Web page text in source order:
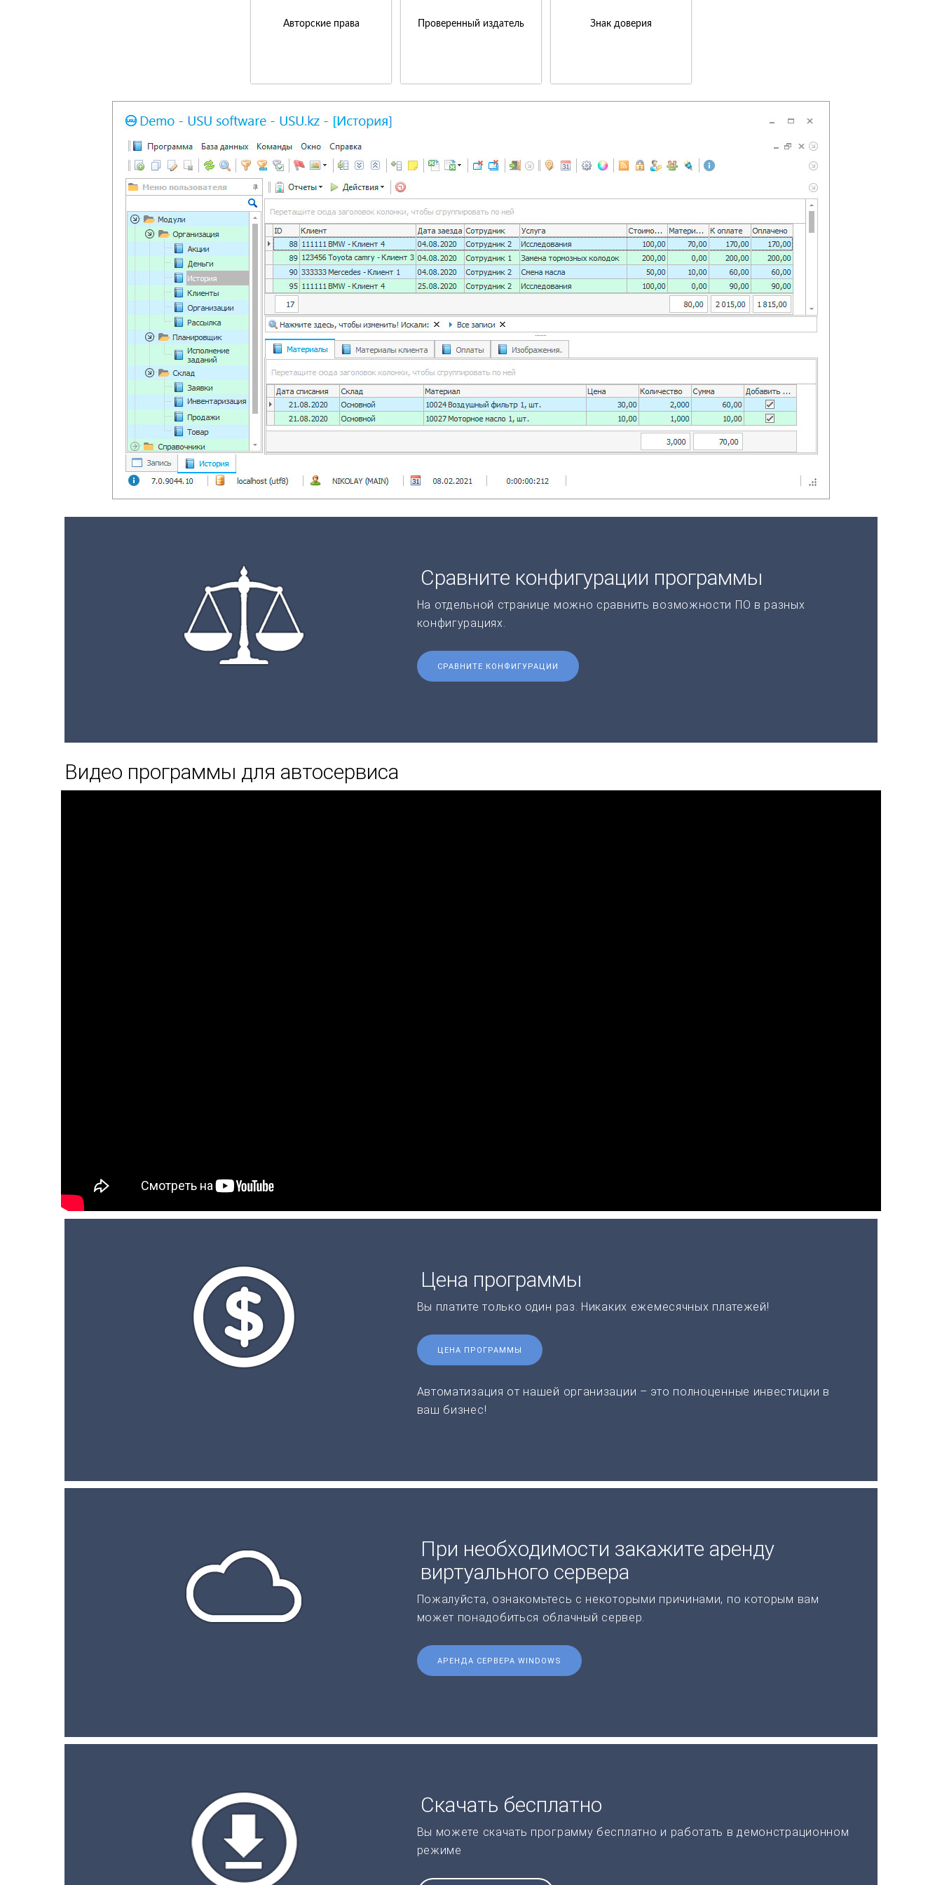
Авторские права Проверенный издатель Знак доверия
Сравните конфигурации программы
На отдельной странице можно сравнить возможности ПО в разных
конфигурациях.
СРАВНИТЕ КОНФИГУРАЦИИ
Видео программы для автосервиса
Цена программы
Вы платите только один раз. Никаких ежемесячных платежей!
ЦЕНА ПРОГРАММЫ
Автоматизация от нашей организации – это полноценные инвестиции в
ваш бизнес!
При необходимости закажите аренду
виртуального сервера
Пожалуйста, ознакомьтесь с некоторыми причинами, по которым вам
может понадобиться облачный сервер.
АРЕНДА СЕРВЕРА WINDOWS
Скачать бесплатно
Вы можете скачать программу бесплатно и работать в демонстрационном
режиме